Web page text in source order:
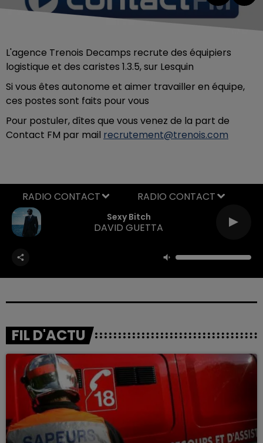
L'agence Trenois Decamps recrute des équipiers
logistique et des caristes 1.3.5, sur Lesquin
Si vous êtes autonome et aimer travailler en équipe,
ces postes sont faits pour vous
Pour postuler, dîtes que vous venez de la part de
Contact FM par mail recrutement@trenois.com
Sexy Bitch
DAVID GUETTA
RADIO CONTACT
FIL D'ACTU